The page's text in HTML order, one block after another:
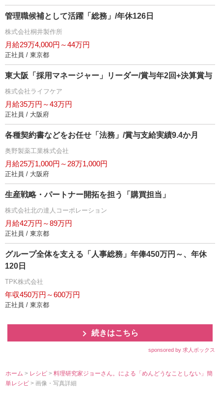
管理職候補として活躍「総務」/年休126日
株式会社桐井製作所
月給29万4,000円～44万円
正社員 / 東京都
東大阪「採用マネージャー」リーダー/賞与年2回+決算賞与
株式会社ライフケア
月給35万円～43万円
正社員 / 大阪府
各種契約書などをお任せ「法務」/賞与支給実績9.4か月
奥野製薬工業株式会社
月給25万1,000円～28万1,000円
正社員 / 大阪府
生産戦略・パートナー開拓を担う「購買担当」
株式会社北の達人コーポレーション
月給42万円～89万円
正社員 / 東京都
グループ全体を支える「人事総務」年俸450万円～、年休
120日
TPK株式会社
年収450万円～600万円
正社員 / 東京都
続きはこちら
sponsored by 求人ボックス
ホーム > レシピ>料理研究家ジョーさん。による「めんどうなことしない」簡
単レシピ> 画像・写真詳細